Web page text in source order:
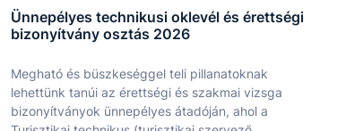
Ünnepélyes technikusi oklevél és érettségi
bizonyítvány osztás 2026
Megható és büszkeséggel teli pillanatoknak
lehettünk tanúi az érettségi és szakmai vizsga
bizonyítványok ünnepélyes átadóján, ahol a